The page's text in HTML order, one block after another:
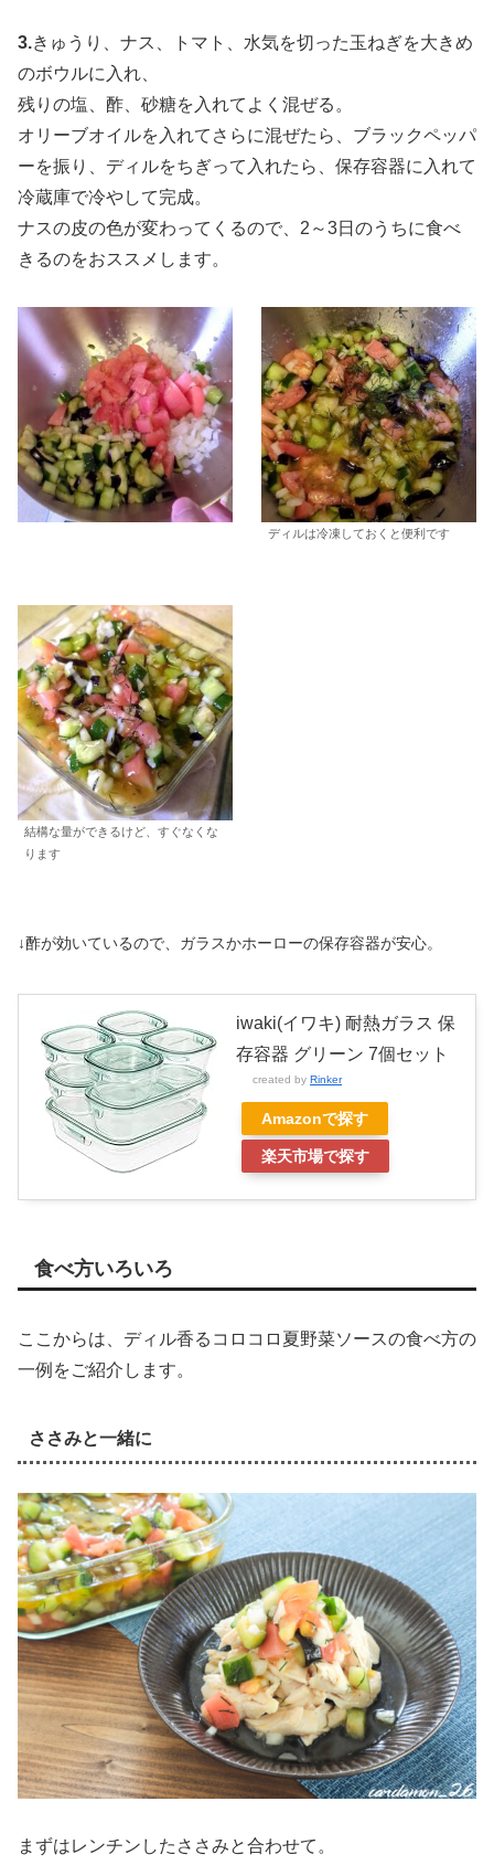
3.きゅうり、ナス、トマト、水気を切った玉ねぎを大きめ
のボウルに入れ、
残りの塩、酢、砂糖を入れてよく混ぜる。
オリーブオイルを入れてさらに混ぜたら、ブラックペッパ
ーを振り、ディルをちぎって入れたら、保存容器に入れて
冷蔵庫で冷やして完成。
ナスの皮の色が変わってくるので、2～3日のうちに食べ
きるのをおススメします。
ディルは冷凍しておくと便利です
結構な量ができるけど、すぐなくな
ります
↓酢が効いているので、ガラスかホーローの保存容器が安心。
iwaki(イワキ) 耐熱ガラス 保
存容器 グリーン 7個セット
created by Rinker
Amazonで探す
楽天市場で探す
食べ方いろいろ
ここからは、ディル香るコロコロ夏野菜ソースの食べ方の
一例をご紹介します。
ささみと一緒に
まずはレンチンしたささみと合わせて。